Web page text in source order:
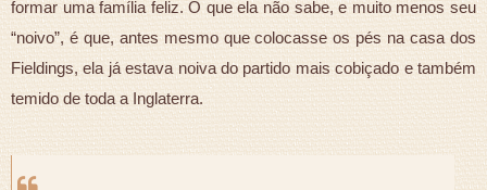
formar uma família feliz. O que ela não sabe, e muito menos seu
“noivo”, é que, antes mesmo que colocasse os pés na casa dos
Fieldings, ela já estava noiva do partido mais cobiçado e também
temido de toda a Inglaterra.